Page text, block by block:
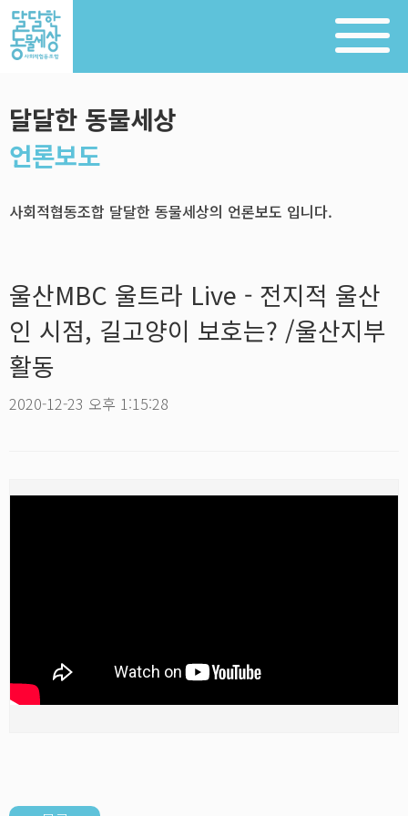
달달한 동물세상
언론보도
사회적협동조합 달달한 동물세상의 언론보도 입니다.
울산MBC 울트라 Live - 전지적 울산
인 시점, 길고양이 보호는? /울산지부
활동
2020-12-23 오후 1:15:28